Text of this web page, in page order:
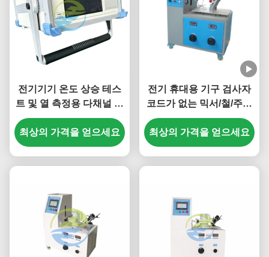
전기기기 온도 상승 테스
트 및 열 측정용 다채널 온
도 검사기
최상의 가격을 얻으세요
전기 휴대용 기구 검사자
코드가 없는 믹서/철/주전
자 삽입은 그리고 내구 시
험을 철회합니다
최상의 가격을 얻으세요